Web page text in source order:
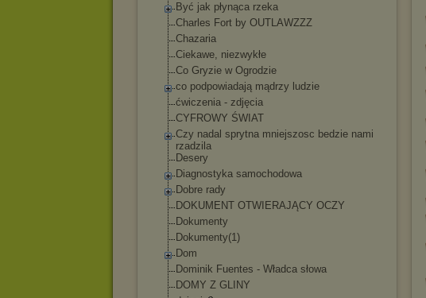
Być jak płynąca rzeka
Charles Fort by OUTLAWZZZ
Chazaria
Ciekawe, niezwykłe
Co Gryzie w Ogrodzie
co podpowiadają mądrzy ludzie
ćwiczenia - zdjęcia
CYFROWY ŚWIAT
Czy nadal sprytna mniejszosc bedzie nami
rzadzila
Desery
Diagnostyka samochodowa
Dobre rady
DOKUMENT OTWIERAJĄCY OCZY
Dokumenty
Dokumenty(1)
Dom
Dominik Fuentes - Władca słowa
DOMY Z GLINY